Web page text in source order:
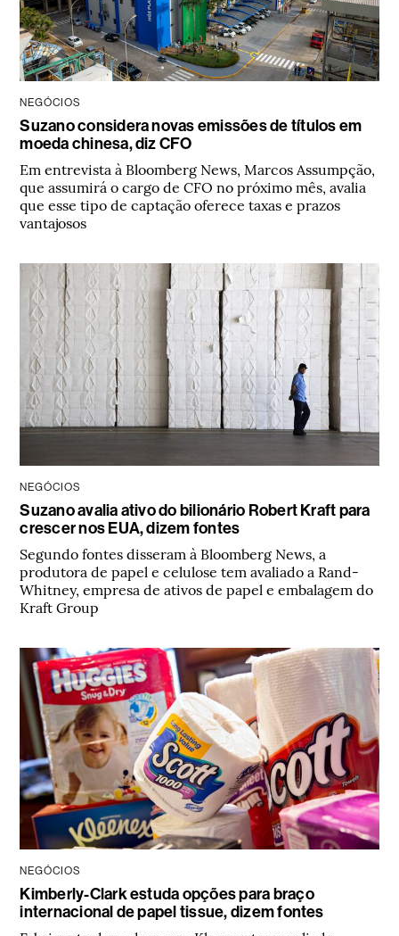
NEGÓCIOS
Suzano considera novas emissões de títulos em
moeda chinesa, diz CFO
Em entrevista à Bloomberg News, Marcos Assumpção,
que assumirá o cargo de CFO no próximo mês, avalia
que esse tipo de captação oferece taxas e prazos
vantajosos
NEGÓCIOS
Suzano avalia ativo do bilionário Robert Kraft para
crescer nos EUA, dizem fontes
Segundo fontes disseram à Bloomberg News, a
produtora de papel e celulose tem avaliado a Rand-
Whitney, empresa de ativos de papel e embalagem do
Kraft Group
NEGÓCIOS
Kimberly-Clark estuda opções para braço
internacional de papel tissue, dizem fontes